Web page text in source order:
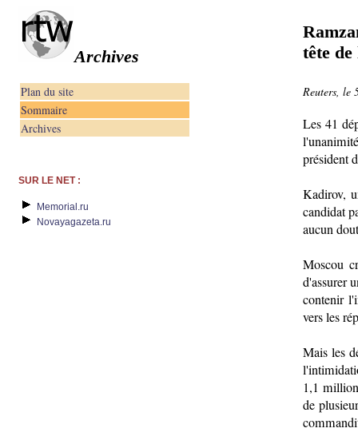
Archives
Plan du site
Sommaire
Archives
SUR LE NET :
Memorial.ru
Novayagazeta.ru
tête de
Reuters, le
Les 41
président
Kadirov,
candidat
aucun
Moscou
d'assurer
contenir
vers les
Mais les
1,1
de